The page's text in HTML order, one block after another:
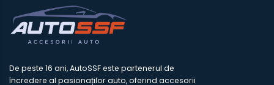
De peste 16 ani, AutoSSF este partenerul de
încredere al pasionaților auto, oferind accesorii